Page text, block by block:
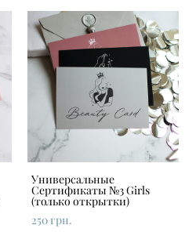
Универсальные
Сертификаты №3 Girls
(только открытки)
250 грн.